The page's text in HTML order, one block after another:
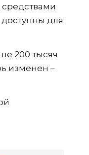
для
200 тысяч
изменен –